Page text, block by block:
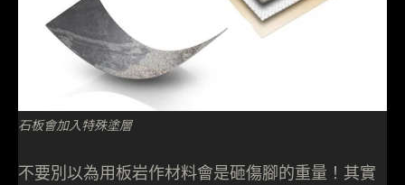
石板會加入特殊塗層
不要別以為用板岩作材料會是砸傷腳的重量！其實